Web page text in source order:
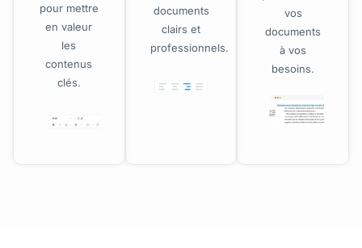
pour mettre
en valeur
les
contenus
clés.
documents
clairs et
professionnels.
vos
documents
à vos
besoins.